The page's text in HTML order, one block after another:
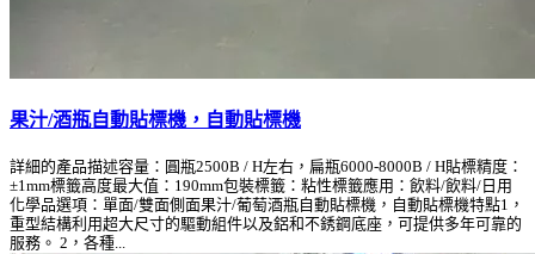
果汁/酒瓶自動貼標機，自動貼標機
詳細的產品描述容量：圓瓶2500B / H左右，扁瓶6000-8000B / H貼標精度：
±1mm標籤高度最大值：190mm包裝標籤：粘性標籤應用：飲料/飲料/日用
化學品選項：單面/雙面側面果汁/葡萄酒瓶自動貼標機，自動貼標機特點1，
重型結構利用超大尺寸的驅動組件以及鋁和不銹鋼底座，可提供多年可靠的
服務。 2，各種...